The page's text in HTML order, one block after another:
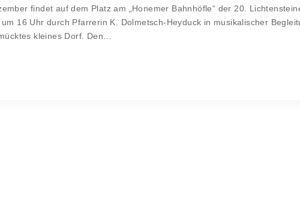
findet auf dem Platz am „Honemer Bahnhöfle“ der 20.
16 Uhr durch Pfarrerin K. Dolmetsch-Heyduck in musikalischer
kleines Dorf. Den…